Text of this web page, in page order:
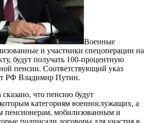
Военные
и участники спецоперации на
будут получать 100-процентную
пенсии. Соответствующий указ
РФ Владимир Путин.
что пенсию будут
категориям военнослужащих, а
мобилизованным и
подписали договоры для участия в